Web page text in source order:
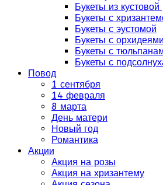
Букеты из
Букеты с
Букеты с эустомой
Букеты с орхидеями
Букеты с
Букеты с
Повод
1 сентября
14 февраля
8 марта
День матери
Новый год
Романтика
Акции
Акция на розы
Акция на хризантему